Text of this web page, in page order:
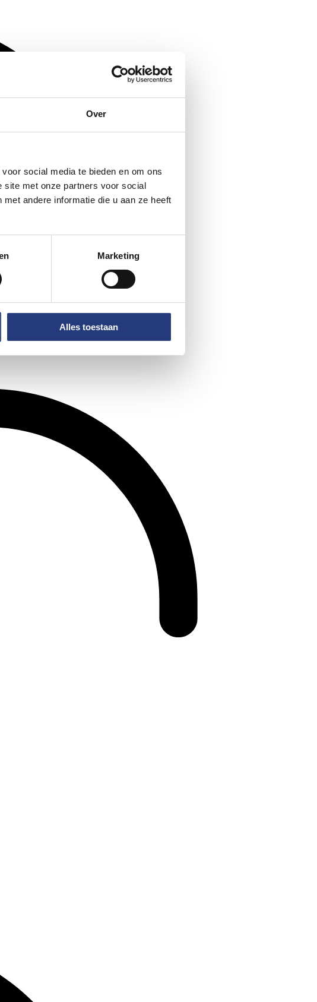
Over
social media te bieden en om ons
site met onze partners voor social
andere informatie die u aan ze heeft
Marketing
Alles toestaan